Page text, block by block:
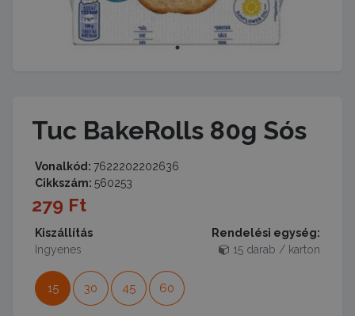
Tuc BakeRolls 80g Sós
Vonalkód: 7622202202636
Cikkszám: 560253
279 Ft
Kiszállítás
Ingyenes
Rendelési egység:
15 darab / karton
15 30 45 60